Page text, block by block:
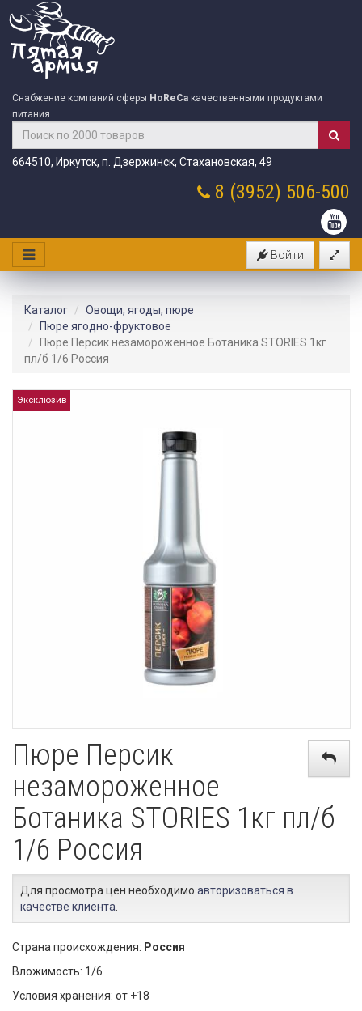
Снабжение компаний сферы HoReCa качественными продуктами
питания
664510, Иркутск, п. Дзержинск, Стахановская, 49
8 (3952) 506-500
Войти
Каталог
Овощи, ягоды, пюре
Пюре ягодно-фруктовое
Пюре Персик незамороженное Ботаника STORIES 1кг
пл/б 1/6 Россия
Эксклюзив
Пюре Персик
незамороженное
Ботаника STORIES 1кг пл/б
1/6 Россия
Для просмотра цен необходимо авторизоваться в
качестве клиента
Страна происхождения: Россия
Вложимость: 1/6
Условия хранения: от +18